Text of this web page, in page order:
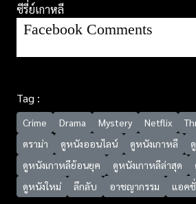
ซีรี่ย์เกาหลี
Facebook Comments
Tag :
Crime Drama Mystery Netflix
ดราม่า
ดูหนังออนไลน์ ดูหนังเกาหลี
ดูหนังเกาหลีย้อนยุค
ดูหนังเกาหลีล่าสุด
ดูหนังใหม่
ลึกลับ อาชญากรรม แอค